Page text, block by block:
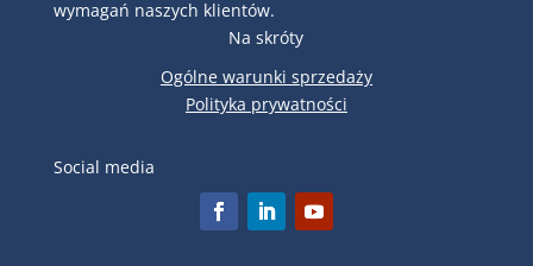
wymagań naszych klientów.
Na skróty
Ogólne warunki sprzedaży
Polityka prywatności
Social media